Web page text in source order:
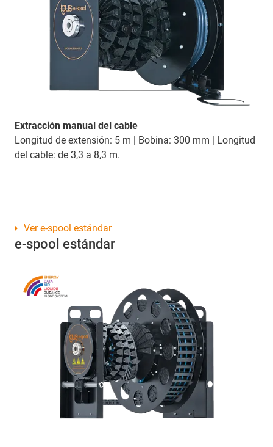
Extracción manual del cable
Longitud de extensión: 5 m | Bobina: 300 mm | Longitud
del cable: de 3,3 a 8,3 m.
e-spool estándar
Ver e-spool estándar